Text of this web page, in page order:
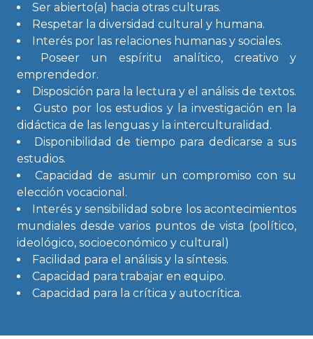
Ser abierto(a) hacia otras culturas.
Respetar la diversidad cultural y humana.
Interés por las relaciones humanas y sociales.
Poseer un espíritu analítico, creativo y
emprendedor.
Disposición para la lectura y el análisis de textos.
Gusto por los estudios y la investigación en la
didáctica de las lenguas y la interculturalidad.
Disponibilidad de tiempo para dedicarse a sus
estudios.
Capacidad de asumir un compromiso con su
elección vocacional.
Interés y sensibilidad sobre los acontecimientos
mundiales desde varios puntos de vista (político,
ideológico, socioeconómico y cultural)
Facilidad para el análisis y la síntesis.
Capacidad para trabajar en equipo.
Capacidad para la crítica y autocrítica.